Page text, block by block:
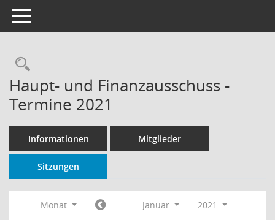
Toggle navigation
Rechercheauswahl
Haupt- und Finanzausschuss -
Termine 2021
Informationen Mitglieder
Sitzungen
Monat Januar
2021